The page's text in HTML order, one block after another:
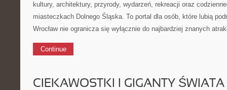
kultury, architektury, przyrody, wydarzeń, rekreacji oraz
miasteczkach Dolnego Śląska. To portal dla osób, które lubią
Wrocław nie ogranicza się wyłącznie do najbardziej znanych
Continue
CIEKAWOSTKI I GIGANTY ŚWIATA